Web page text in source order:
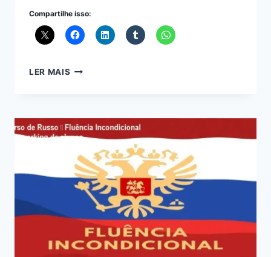
Compartilhe isso:
LER MAIS BACHARELADO
EAD
–
EXCLUSIVO
DE
ALUNOS